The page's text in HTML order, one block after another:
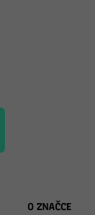
O ZNAČCE